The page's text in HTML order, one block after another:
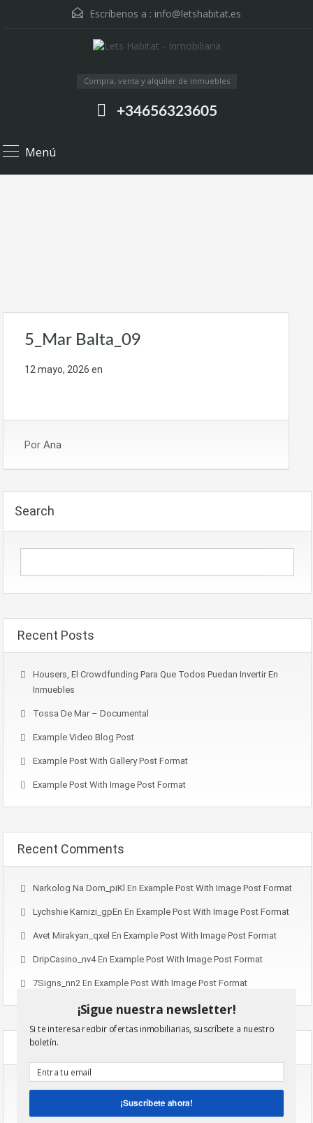
Escríbenos a : info@letshabitat.es
Compra, venta y alquiler de inmuebles
+34656323605
Menú
5_Mar Balta_09
12 mayo, 2026 en
Por Ana
Search
Recent Posts
Housers, El Crowdfunding Para Que Todos Puedan Invertir En
Inmuebles
Tossa De Mar – Documental
Example Video Blog Post
Example Post With Gallery Post Format
Example Post With Image Post Format
Recent Comments
Narkolog Na Dom_piKl En Example Post With Image Post Format
Lychshie Karnizi_gpEn En Example Post With Image Post Format
Avet Mirakyan_qxel En Example Post With Image Post Format
DripCasino_nv4En Example Post With Image Post Format
7Signs_nn2 En Example Post With Image Post Format
Archives
¡Sigue nuestra newsletter!
Si te interesa recibir ofertas inmobiliarias, suscríbete a nuestro
boletín.
¡Suscríbete ahora!